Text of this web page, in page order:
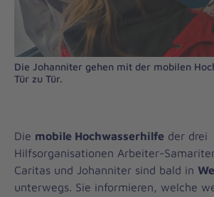
Die Johanniter gehen mit der mobilen
Tür zu Tür.
Die mobile Hochwasserhilfe der drei
Hilfsorganisationen Arbeiter-
Caritas und Johanniter sind bald in
unterwegs. Sie informieren, welche